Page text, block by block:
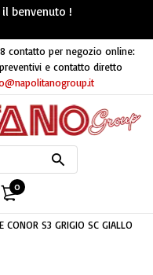
benvenuto !
contatto per negozio online:
e contatto diretto
0
CONOR S3 GRIGIO SC GIALLO